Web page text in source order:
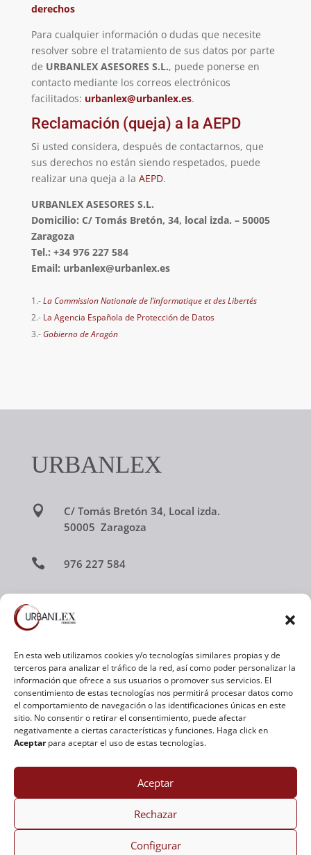
En esta web utilizamos cookies y/o tecnologías similares propias y de
terceros para analizar el tráfico de la red, así como poder personalizar la
información que ofrece a sus usuarios o promover sus servicios. El
consentimiento de estas tecnologías nos permitirá procesar datos como
el comportamiento de navegación o las identificaciones únicas en este
sitio. No consentir o retirar el consentimiento, puede afectar
negativamente a ciertas características y funciones. Haga click en
Aceptarpara aceptar el uso de estas tecnologías.
Aceptar
Rechazar
Configurar
derechos
Para cualquier información o dudas que necesite
resolver sobre el tratamiento de sus datos por parte
de URBANLEX ASESORES S.L., puede ponerse en
contacto mediante los correos electrónicos
facilitados: urbanlex@urbanlex.es.
Reclamación (queja) a la AEPD
Si usted considera, después de contactarnos, que
sus derechos no están siendo respetados, puede
realizar una queja a la AEPD.
URBANLEX ASESORES S.L.
Domicilio: C/ Tomás Bretón, 34, local izda. – 50005
Zaragoza
Tel.: +34 976 227 584
Email: urbanlex@urbanlex.es
1.-La Commission Nationale de l’informatique et des Libertés
2.- La Agencia Española de Protección de Datos
3.- Gobierno de Aragón
URBANLEX

C/ Tomás Bretón 34, Local izda.
50005 Zaragoza
 976 227 584
50100 La Almunia de Doña Godina
(Zaragoza)
 976 812 796
 urbanlex@urbanlex.es
POLÍTICA DE PRIVACIDAD
COOKIES|DECLARACIÓN DE ACCESIBILIDAD